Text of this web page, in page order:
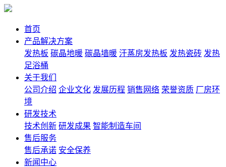
首页
产品解决方案
发热板 碳晶地暖 碳晶墙暖 汗蒸房发热板 发热瓷砖 发热
足浴桶
关于我们
公司介绍 企业文化 发展历程 销售网络 荣誉资质 厂房环
境
研发技术
技术创新 研发成果 智能制造车间
售后服务
售后承诺 安全保养
新闻中心